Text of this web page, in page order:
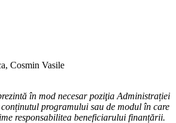
Cosmin Vasile
în mod necesar poziţia Administrației
programului sau de modul în care
responsabilitea beneficiarului finanțării.